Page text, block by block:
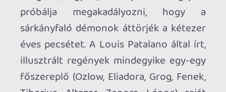
ilyenkor rövid időre sárkánnyá
változhatunk, és konkrétan letakarítjuk a
pályát. A játékmenet roppant egyszerű –
cserébe négyen is játszható egyszerre,
ami így igazi hétvégi kanapé-
szórakozássá teszi, főleg kisebb
gyerekekkel.